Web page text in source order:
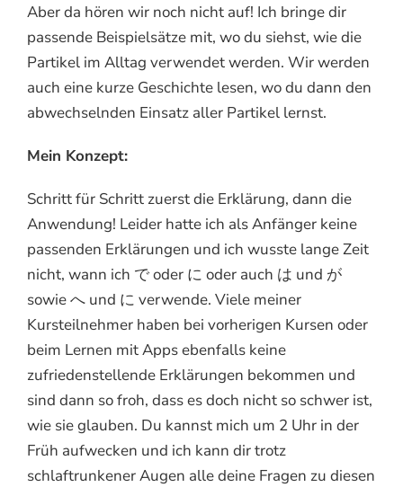
Aber da hören wir noch nicht auf! Ich bringe dir
passende Beispielsätze mit, wo du siehst, wie die
Partikel im Alltag verwendet werden. Wir werden
auch eine kurze Geschichte lesen, wo du dann den
abwechselnden Einsatz aller Partikel lernst.
Mein Konzept:
Schritt für Schritt zuerst die Erklärung, dann die
Anwendung! Leider hatte ich als Anfänger keine
passenden Erklärungen und ich wusste lange Zeit
nicht, wann ich で oder に oder auch は und が
sowie へ und に verwende. Viele meiner
Kursteilnehmer haben bei vorherigen Kursen oder
beim Lernen mit Apps ebenfalls keine
zufriedenstellende Erklärungen bekommen und
sind dann so froh, dass es doch nicht so schwer ist,
wie sie glauben. Du kannst mich um 2 Uhr in der
Früh aufwecken und ich kann dir trotz
schlaftrunkener Augen alle deine Fragen zu diesen